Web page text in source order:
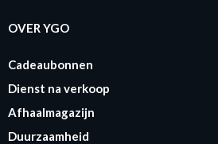
OVER YGO
Cadeaubonnen
Dienst na verkoop
Afhaalmagazijn
Duurzaamheid